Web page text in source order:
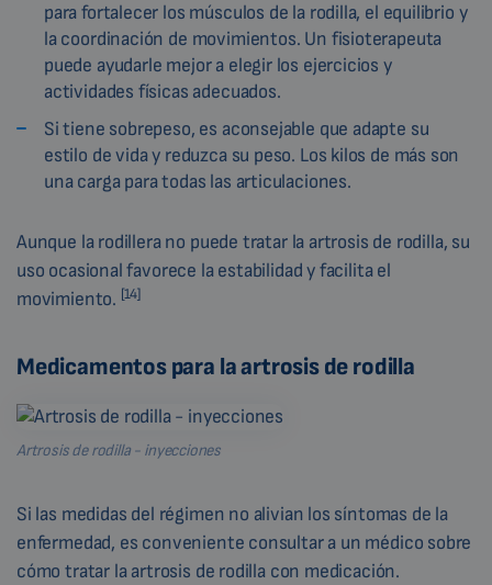
para fortalecer los músculos de la rodilla, el equilibrio y
la coordinación de movimientos. Un fisioterapeuta
puede ayudarle mejor a elegir los ejercicios y
actividades físicas adecuados.
Si tiene sobrepeso, es aconsejable que adapte su
estilo de vida y reduzca su peso. Los kilos de más son
una carga para todas las articulaciones.
Aunque la rodillera no puede tratar la artrosis de rodilla, su
uso ocasional favorece la estabilidad y facilita el
movimiento. [14]
Medicamentos para la artrosis de rodilla
Artrosis de rodilla - inyecciones
Si las medidas del régimen no alivian los síntomas de la
enfermedad, es conveniente consultar a un médico sobre
cómo tratar la artrosis de rodilla con medicación.